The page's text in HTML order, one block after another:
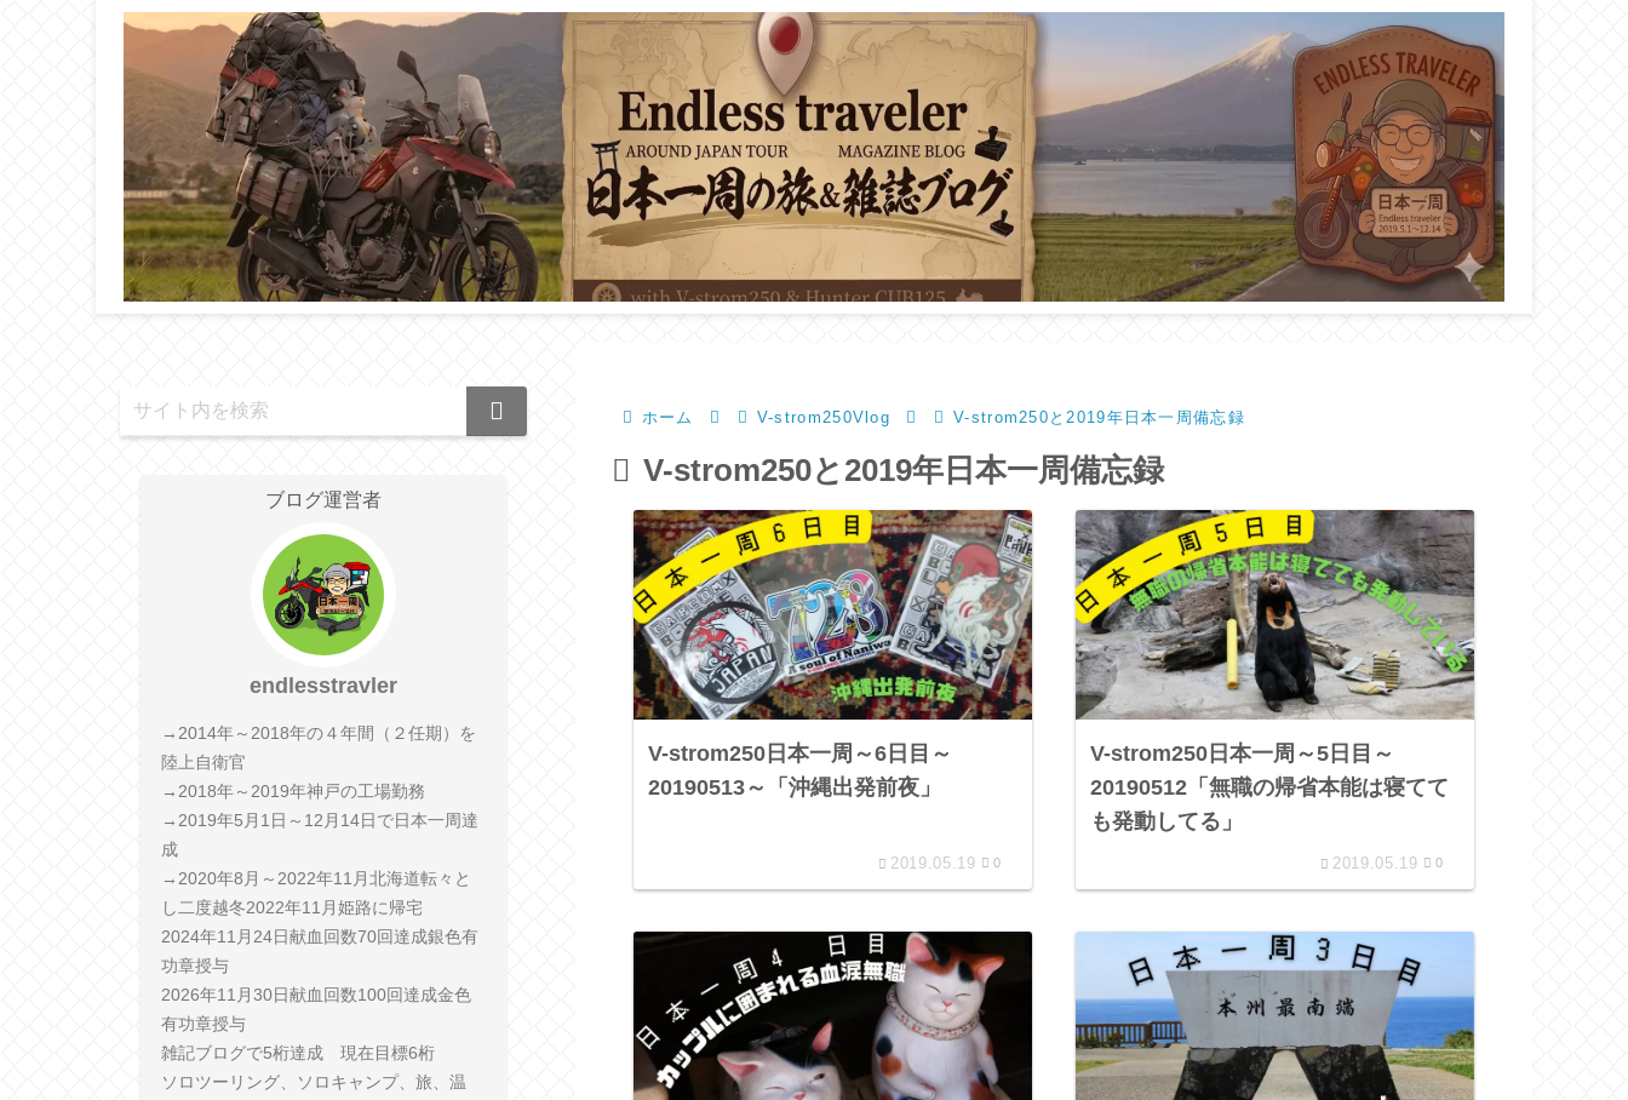
ホーム V-strom250Vlog V-strom250と2019年日本一周備忘録
V-strom250と2019年日本一周備忘録
V-strom250日本一周～6日目～
20190513～「沖縄出発前夜」
2019.05.19 0
V-strom250日本一周～5日目～
20190512「無職の帰省本能は寝てて
も発動してる」
2019.05.19 0
ブログ運営者
endlesstravler
→2014年～2018年の４年間（２任期）を
陸上自衛官
→2018年～2019年神戸の工場勤務
→2019年5月1日～12月14日で日本一周達
成
→2020年8月～2022年11月北海道転々と
し二度越冬2022年11月姫路に帰宅
2024年11月24日献血回数70回達成銀色有
功章授与
2026年11月30日献血回数100回達成金色
有功章授与
雑記ブログで5桁達成 現在目標6桁
ソロツーリング、ソロキャンプ、旅、温